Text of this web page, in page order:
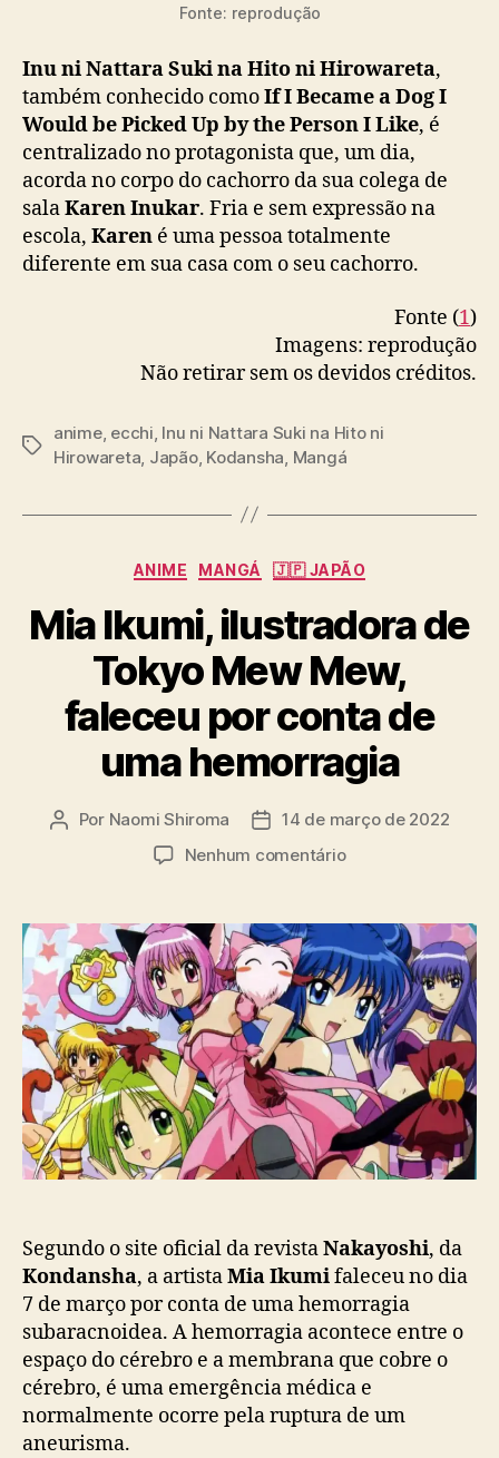
g
n
h
a
v
e
r
s
m
a
i
m
Fonte: reprodução
Inu ni Nattara Suki na Hito ni Hirowareta,
também conhecido comoIf I Became a Dog I
Would be Picked Up by the Person I Like, é
centralizado no protagonista que, um dia,
acorda no corpo do cachorro da sua colega de
salaKaren Inukar. Fria e sem expressão na
escola, Karen é uma pessoa totalmente
diferente em sua casa com o seu cachorro.
Fonte (1)
Imagens: reprodução
Não retirar sem os devidos créditos.
T
s
anime, ecchi, Inu ni Nattara Suki na Hito ni
Hirowareta, Japão, Kodansha, Mangá
C
t
e
g
o
r
i
a
ANIME MANGÁ 🇯🇵 JAPÃO
Mia Ikumi, ilustradora de
Tokyo Mew Mew,
faleceu por conta de
uma hemorragia
A
r
d
o
p
o
s
t
Por Naomi Shiroma
D
d
e
p
u
b
l
i
c
a
ã
14 de março de 2022
Nenhum comentárioe
i
a
I
k
u
m
i
,
i
l
u
r
a
d
r
a
d
e
Segundo o site oficial da revistaNakayoshi, da
Kondansha, a artistaMia Ikumifaleceu no dia
7 de março por conta de uma hemorragia
subaracnoidea. A hemorragia acontece entre o
espaço do cérebro e a membrana que cobre o
cérebro, é uma emergência médica e
normalmente ocorre pela ruptura de um
aneurisma.